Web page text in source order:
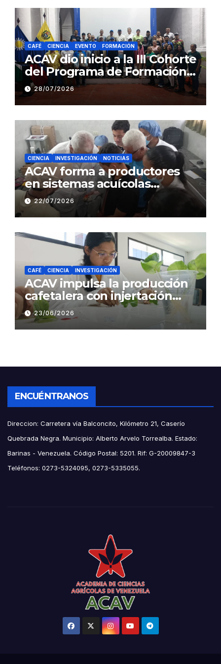
CAFÉ CIENCIA EVENTO FORMACIÓN
ACAV dio inicio a la III Cohorte
del Programa de Formación
en Producción y Manejo de
Sistemas Sustentables de
Café
28/07/2026
CIENCIA INVESTIGACIÓN NOTICIAS
ACAV forma a productores
en sistemas acuícolas
sustentables en Barinas
22/07/2026
CAFÉ CIENCIA INVESTIGACIÓN
ACAV impulsa la producción
cafetalera con injertación
hipocotiledonaria
23/06/2026
ENCUÉNTRANOS
Direccion: Carretera vía Balconcito, Kilómetro 21, Caserío
Quebrada Negra. Municipio: Alberto Arvelo Torrealba. Estado:
Barinas - Venezuela. Código Postal: 5201. Rif: G-20009847-3
Teléfonos: 0273-5324095, 0273-5335055.